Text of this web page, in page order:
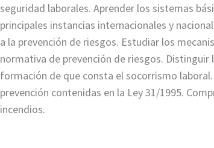
seguridad laborales. Aprender los sistemas
principales instancias internacionales y
a la prevención de riesgos. Estudiar los
normativa de prevención de riesgos. Distinguir
formación de que consta el socorrismo
prevención contenidas en la Ley 31/1995.
incendios.